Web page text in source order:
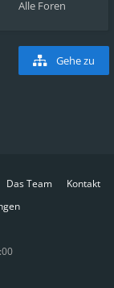
Alle Foren
Gehe zu
Das Team
Kontakt